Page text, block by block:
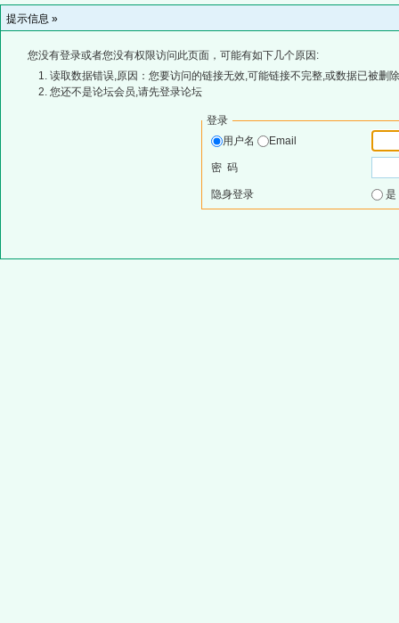
提示信息 »
您没有登录或者您没有权限访问此页面，可能有如下几个原因:
读取数据错误,原因：您要访问的链接无效,可能链接不完整,或数据已被删
您还不是论坛会员,请先登录论坛
登录
用户名
Email
密 码
隐身登录